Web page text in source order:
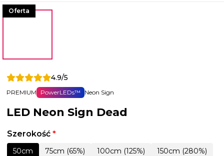
Oferta
4.9/5
PREMIUM PowerLEDs™ Neon Sign
LED Neon Sign Dead
Szerokość *
50cm 75cm (65%) 100cm (125%)
150cm (280%)